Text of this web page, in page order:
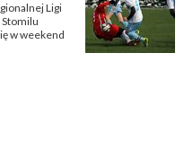
Ligi
Stomilu
w weekend